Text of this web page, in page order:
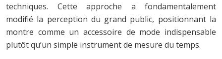
techniques. Cette approche a fondamentalement
modifié la perception du grand public, positionnant la
montre comme un accessoire de mode indispensable
plutôt qu’un simple instrument de mesure du temps.